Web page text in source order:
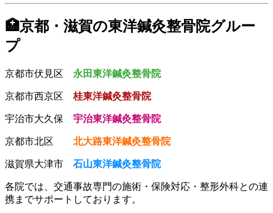
🏥京都・滋賀の東洋鍼灸整骨院グルー
プ
京都市伏見区 永田東洋鍼灸整骨院
京都市西京区 桂東洋鍼灸整骨院
宇治市大久保 宇治東洋鍼灸整骨院
京都市北区 北大路東洋鍼灸整骨院
滋賀県大津市 石山東洋鍼灸整骨院
各院では、交通事故専門の施術・保険対応・整形外科との連
携までサポートしております。